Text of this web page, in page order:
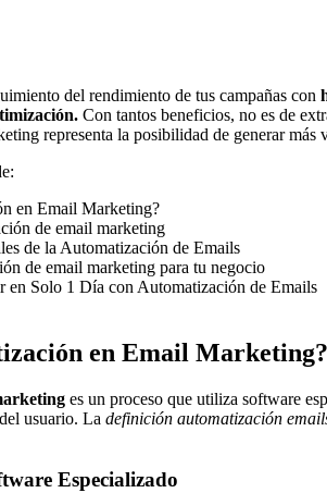
del rendimiento de tus campañas con
Con tantos beneficios, no es de
representa la posibilidad de generar más
en Email Marketing?
de email marketing
de la Automatización de Emails
de email marketing para tu negocio
en Solo 1 Día con Automatización de Emails
en Email Marketing?
es un proceso que utiliza software
usuario. La definición automatización
Especializado